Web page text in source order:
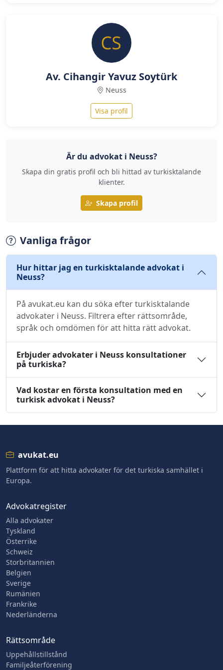
Av. Cihangir Yavuz Soytürk
Neuss
Visa profil
Är du advokat i Neuss?
Skapa din gratis profil och bli hittad av turkisktalande
klienter.
Skapa profil
Vanliga frågor
Hur hittar jag en turkisktalande advokat i
Neuss?
På avukat.eu kan du söka efter turkisktalande
advokater i Neuss. Filtrera efter rättsområde,
språk och omdömen för att hitta rätt advokat.
Erbjuder advokater i Neuss konsultationer
på turkiska?
Vad kostar en första konsultation med en
turkisk advokat i Neuss?
avukat.eu
Plattform för att hitta advokater för det turkiska samhället i
Europa.
Advokatregister
Alla advokater
Tyskland
Österrike
Schweiz
Storbritannien
Belgien
Sverige
Rumänien
Frankrike
Nederländerna
Rättsområde
Uppehållstillstånd
Familjeåterförening